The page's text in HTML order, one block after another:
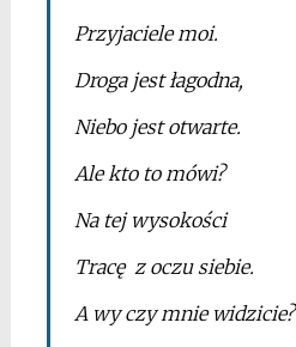
Przyjaciele moi.
Droga jest łagodna,
Niebo jest otwarte.
Ale kto to mówi?
Na tej wysokości
Tracę z oczu siebie.
A wy czy mnie widzicie?